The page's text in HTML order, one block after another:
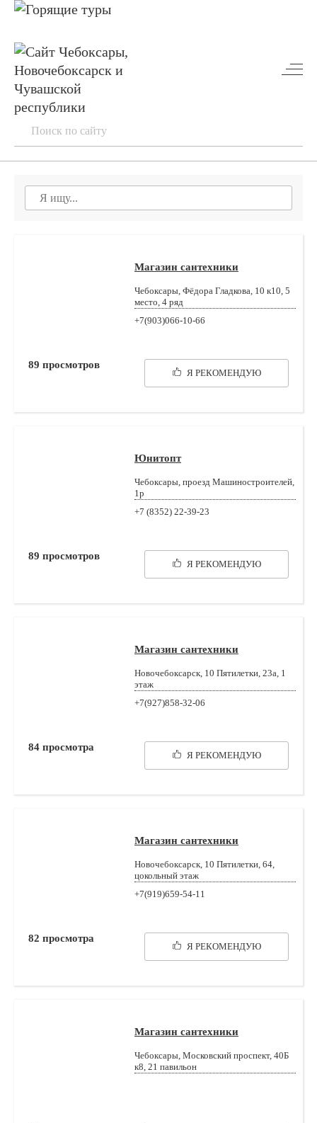
Магазин сантехники
Чебоксары, Фёдора Гладкова, 10 к10, 5
место, 4 ряд
+7(903)066-10-66
Я РЕКОМЕНДУЮ
89 просмотров
Юнитопт
Чебоксары, проезд Машиностроителей,
1р
+7 (8352) 22-39-23
Я РЕКОМЕНДУЮ
89 просмотров
Магазин сантехники
Новочебоксарск, 10 Пятилетки, 23а, 1
этаж
+7(927)858-32-06
Я РЕКОМЕНДУЮ
84 просмотра
Магазин сантехники
Новочебоксарск, 10 Пятилетки, 64,
цокольный этаж
+7(919)659-54-11
Я РЕКОМЕНДУЮ
82 просмотра
Магазин сантехники
Чебоксары, Московский проспект, 40Б
к8, 21 павильон